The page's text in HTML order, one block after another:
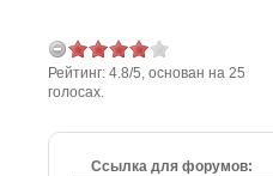
Рейтинг: 4.8/5, основан на 25
голосах.
Ссылка для форумов: